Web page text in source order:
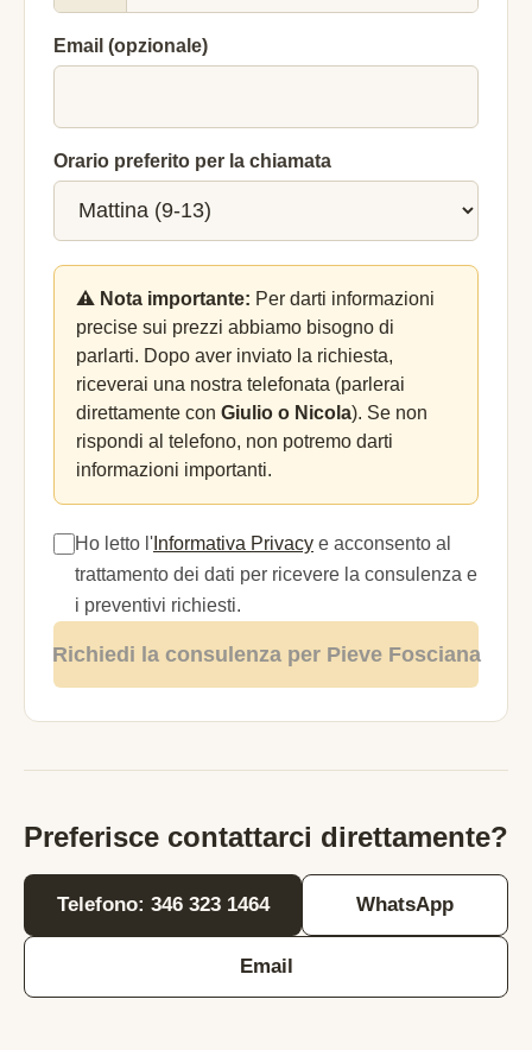
Email (opzionale)
Orario preferito per la chiamata
⚠️ Nota importante: Per darti informazioni
precise sui prezzi abbiamo bisogno di
parlarti. Dopo aver inviato la richiesta,
riceverai una nostra telefonata (parlerai
direttamente con Giulio o Nicola). Se non
rispondi al telefono, non potremo darti
informazioni importanti.
Ho letto l' Informativa Privacy e acconsento al
trattamento dei dati per ricevere la consulenza e
i preventivi richiesti.
Richiedi la consulenza per Pieve Fosciana
Preferisce contattarci direttamente?
Telefono: 346 323 1464 WhatsApp
Email